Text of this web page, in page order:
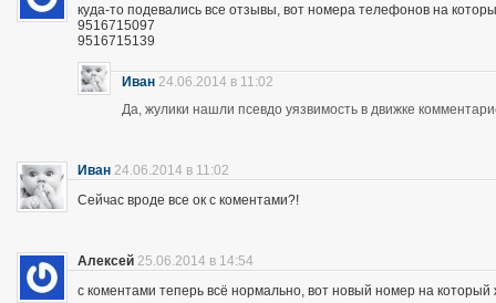
куда-то подевались все отзывы, вот номера телефонов на
9516715097
9516715139
Иван 24.06.2014 в 11:02
Да, жулики нашли псевдо уязвимость в движке
Иван 24.06.2014 в 11:02
Сейчас вроде все ок с коментами?!
Алексей 25.06.2014 в 14:54
с коментами теперь всё нормально, вот новый номер на